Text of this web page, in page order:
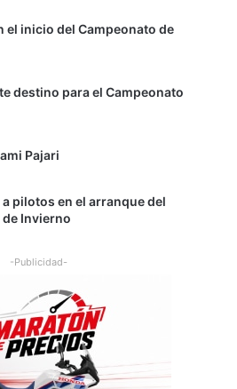
el inicio del Campeonato de
destino para el Campeonato
Pajari
pilotos en el arranque del
Invierno
-Publicidad-